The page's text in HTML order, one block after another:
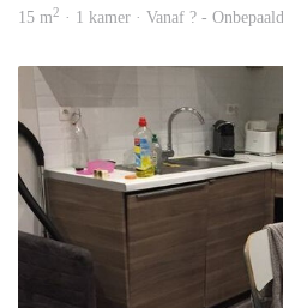
15 m2 · 1 kamer · Vanaf ? -